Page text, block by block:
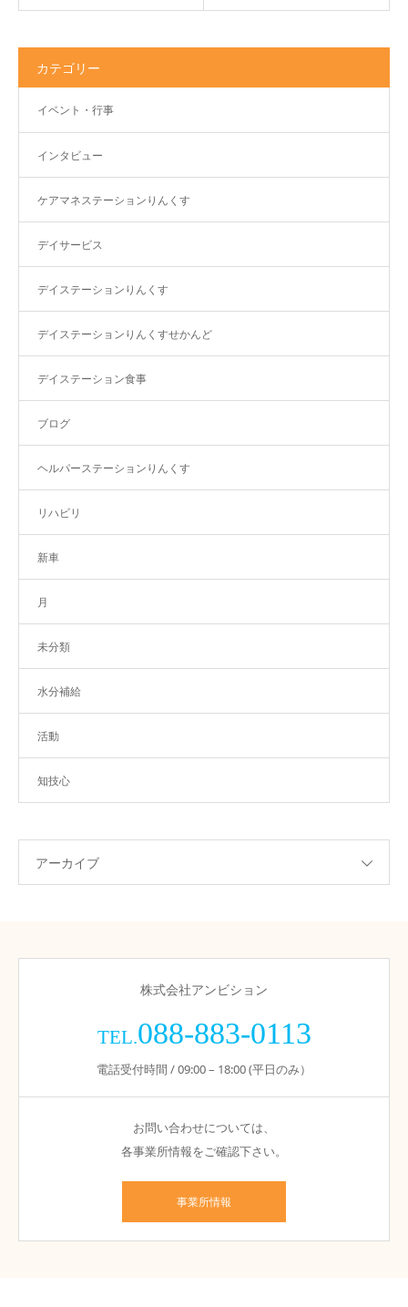
カテゴリー
イベント・行事
インタビュー
ケアマネステーションりんくす
デイサービス
デイステーションりんくす
デイステーションりんくすせかんど
デイステーション食事
ブログ
ヘルパーステーションりんくす
リハビリ
新車
月
未分類
水分補給
活動
知技心
アーカイブ
株式会社アンビション
TEL.088-883-0113
電話受付時間 / 09:00 – 18:00 (平日のみ）
お問い合わせについては、
各事業所情報をご確認下さい。
事業所情報